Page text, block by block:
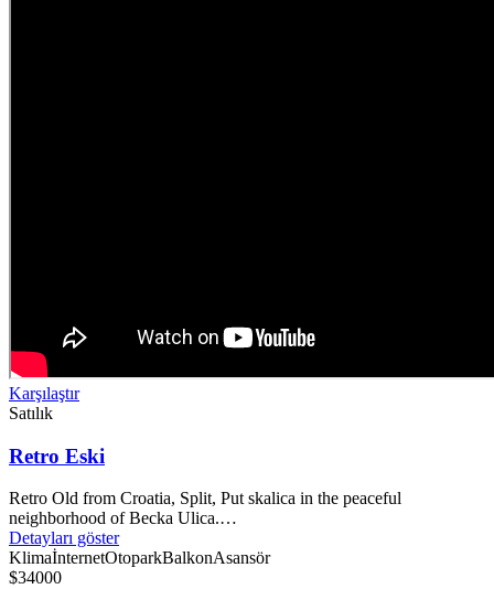
Karşılaştır
Satılık
Retro Eski
Retro Old from Croatia, Split, Put skalica in the peaceful
neighborhood of Becka Ulica.…
Detayları göster
KlimaİnternetOtoparkBalkonAsansör
$34000